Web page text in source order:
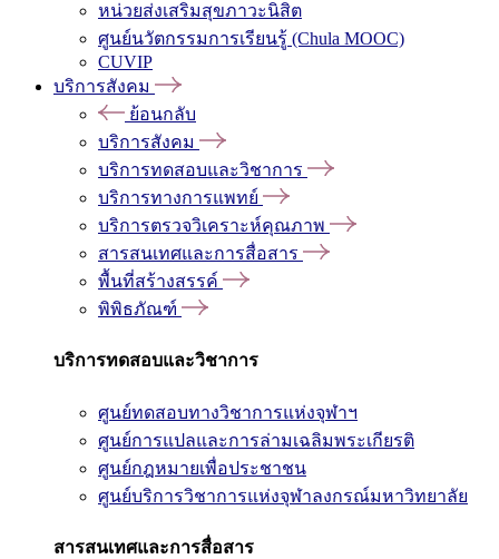
หน่วยส่งเสริมสุขภาวะนิสิต
ศูนย์นวัตกรรมการเรียนรู้ (Chula MOOC)
CUVIP
บริการสังคม
ย้อนกลับ
บริการสังคม
บริการทดสอบและวิชาการ
บริการทางการแพทย์
บริการตรวจวิเคราะห์คุณภาพ
สารสนเทศและการสื่อสาร
พื้นที่สร้างสรรค์
พิพิธภัณฑ์
บริการทดสอบและวิชาการ
ศูนย์ทดสอบทางวิชาการแห่งจุฬาฯ
ศูนย์การแปลและการล่ามเฉลิมพระเกียรติ
ศูนย์กฎหมายเพื่อประชาชน
ศูนย์บริการวิชาการแห่งจุฬาลงกรณ์มหาวิทยาลัย
สารสนเทศและการสื่อสาร